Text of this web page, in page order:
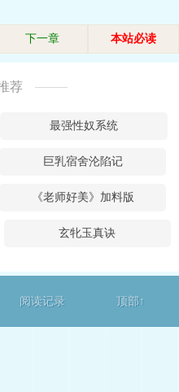
下一章 本站必读
荐
最强性奴系统
巨乳宿舍沦陷记
《老师好美》加料版
玄牝玉真诀
阅读记录 顶部↑